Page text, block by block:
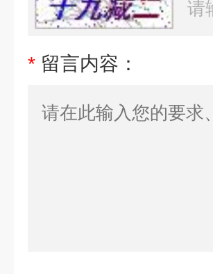
* 留言内容：